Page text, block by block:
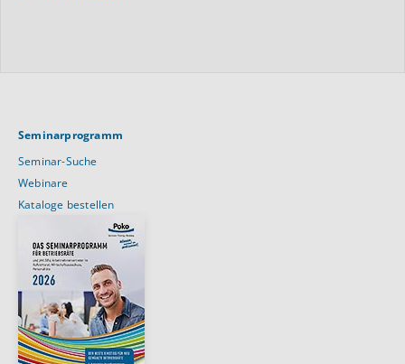
Seminarprogramm
Seminar-Suche
Webinare
Kataloge bestellen